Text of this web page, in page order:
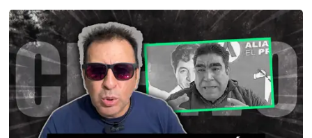
advertimos!!!
EL CASO ELMO PACHECO.
El ex alcalde de Marcona
Elmo Pacheco ya lleva 2 años y 11 meses en prisión
preventiva por el supuesto delito de cohecho pasivo
propio, sin tener una prueba contundente de su
participación el hecho es increíble el empresario de